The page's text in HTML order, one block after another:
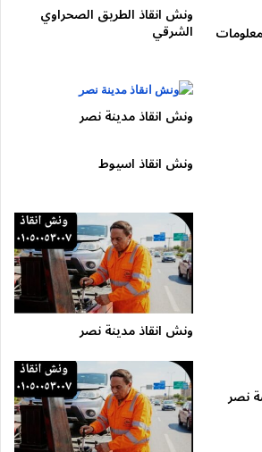
يحتاج
السرعات
عند التوقف
بل يلزمونش إنقاذ الطريق الدائري
الدائري حسب
ونش انقاذ الطريق الصحراوي
الشرقي
ونش انقاذ مدينة نصر
ونش انقاذ اسيوط
ونش انقاذ مدينة نصر
نصر